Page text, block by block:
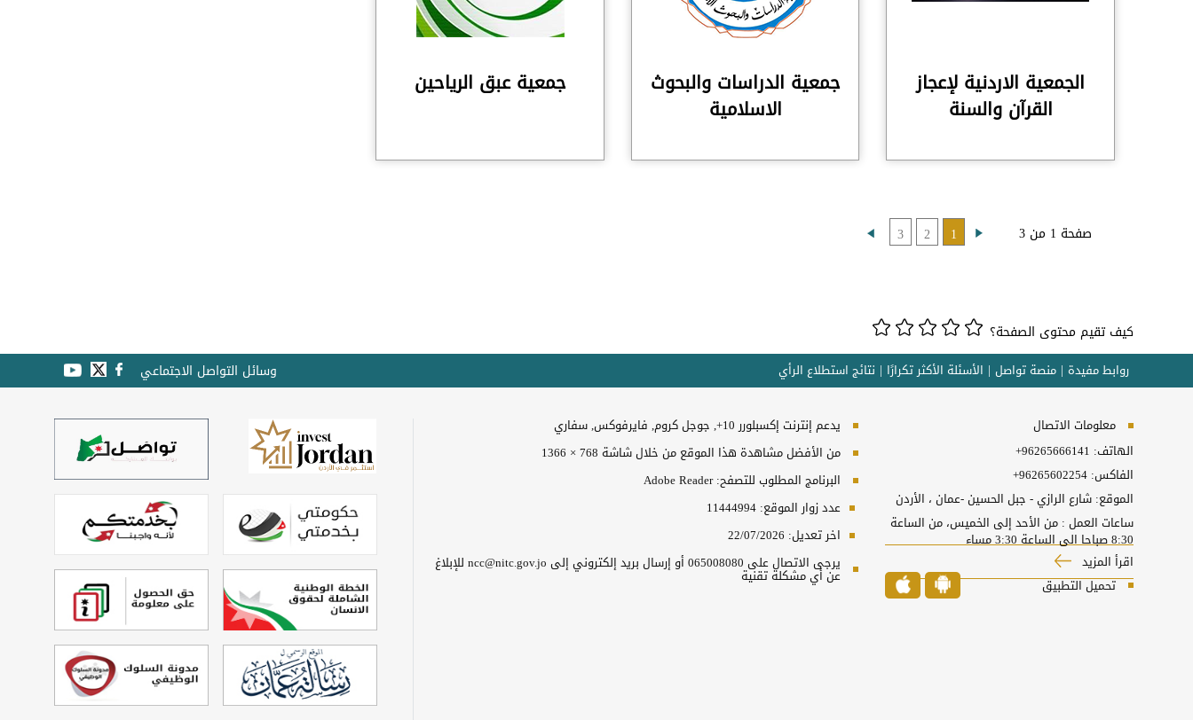
الجمعية الاردنية لإعجاز
القرآن والسنة
جمعية الدراسات والبحوث
الاسلامية
جمعية عبق الرياحين
صفحة 1 من 3 1
2
3
كيف تقيم محتوى الصفحة؟
روابط مفيدة منصة تواصل الأسئلة الأكثر تكرارًا نتائج استطلاع الرأي وسائل التواصل الاجتماعي
معلومات الاتصال
الهاتف: +96265666141
الفاكس: +96265602254
الموقع: شارع الرازي - جبل الحسين -عمان ، الأردن
ساعات العمل : من الأحد إلى الخميس، من الساعة
8:30 صباحا الى الساعة 3:30 مساء
اقرأ المزيد
تحميل التطبيق
يدعم إنترنت إكسبلورر 10+, جوجل كروم, فايرفوكس, سفاري
من الأفضل مشاهدة هذا الموقع من خلال شاشة 768 × 1366
البرنامج المطلوب للتصفح: Adobe Reader
عدد زوار الموقع: 11444994
اخر تعديل: 22/07/2026
يرجى الاتصال على 065008080 أو إرسال بريد إلكتروني إلى ncc@nitc.gov.jo للإبلاغ
عن أي مشكلة تقنية